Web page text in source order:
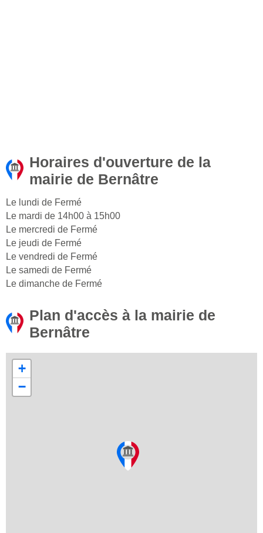
Horaires d'ouverture de la
mairie de Bernâtre
Le lundi de Fermé
Le mardi de 14h00 à 15h00
Le mercredi de Fermé
Le jeudi de Fermé
Le vendredi de Fermé
Le samedi de Fermé
Le dimanche de Fermé
Plan d'accès à la mairie de
Bernâtre
+
−